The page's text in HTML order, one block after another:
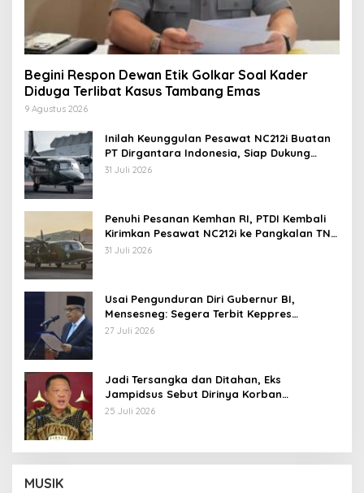
Begini Respon Dewan Etik Golkar Soal Kader
Diduga Terlibat Kasus Tambang Emas
9 Agustus 2026
Inilah Keunggulan Pesawat NC212i Buatan
PT Dirgantara Indonesia, Siap Dukung
Berbagai Operasi TNI
31 Juli 2026
Penuhi Pesanan Kemhan RI, PTDI Kembali
Kirimkan Pesawat NC212i ke Pangkalan TNI
AU
31 Juli 2026
Usai Pengunduran Diri Gubernur BI,
Mensesneg: Segera Terbit Keppres
Pemberhentian dengan Hormat
27 Juli 2026
Jadi Tersangka dan Ditahan, Eks
Jampidsus Sebut Dirinya Korban
Kriminalisasi
25 Juli 2026
MUSIK